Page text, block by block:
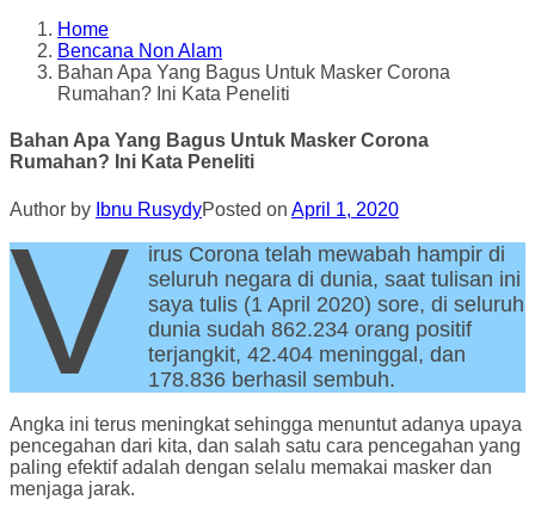
Home
Bencana Non Alam
Bahan Apa Yang Bagus Untuk Masker Corona
Rumahan? Ini Kata Peneliti
Bahan Apa Yang Bagus Untuk Masker Corona
Rumahan? Ini Kata Peneliti
Author by Ibnu RusydyPosted on April 1, 2020
V
irus Corona telah mewabah hampir di
seluruh negara di dunia, saat tulisan ini
saya tulis (1 April 2020) sore, di seluruh
dunia sudah 862.234 orang positif
terjangkit, 42.404 meninggal, dan
178.836 berhasil sembuh.
Angka ini terus meningkat sehingga menuntut adanya upaya
pencegahan dari kita, dan salah satu cara pencegahan yang
paling efektif adalah dengan selalu memakai masker dan
menjaga jarak.